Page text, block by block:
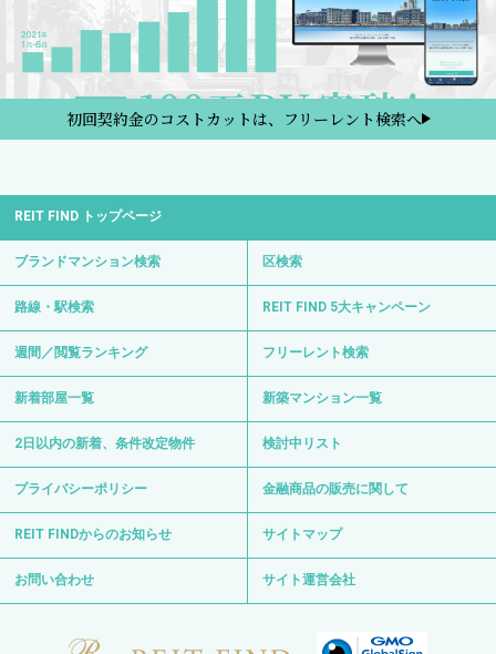
初回契約金のコストカットは、フリーレント検索へ
REIT FIND トップページ
ブランドマンション検索 区検索
路線・駅検索 REIT FIND 5大キャンペーン
週間／閲覧ランキング フリーレント検索
新着部屋一覧 新築マンション一覧
2日以内の新着、条件改定物件 検討中リスト
プライバシーポリシー 金融商品の販売に関して
REIT FINDからのお知らせ サイトマップ
お問い合わせ サイト運営会社